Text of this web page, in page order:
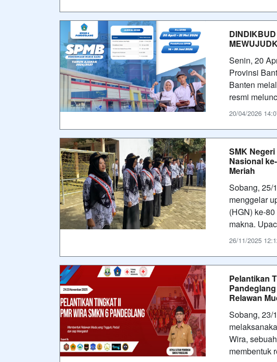
Senin, 20
Provinsi
Banten
resmi
20/04/2026
SMK
Nasional
Meriah
Sobang, 25/
menggelar
(HGN) ke-
makna.
26/11/2025
Pelantikan
Relawan
Sobang, 23/
Wira,
membentuk